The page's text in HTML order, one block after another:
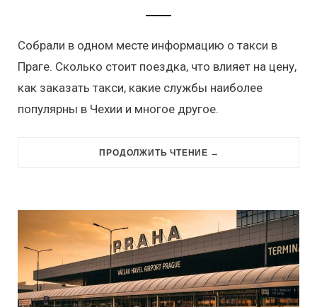
Собрали в одном месте информацию о такси в
Праге. Сколько стоит поездка, что влияет на цену,
как заказать такси, какие службы наиболее
популярны в Чехии и многое другое.
ПРОДОЛЖИТЬ ЧТЕНИЕ →